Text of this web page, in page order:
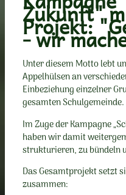
Zukunft"
Projekt:
- wir
Unter diesem Motto lebt
Appelhülsen an
Einbeziehung einzelner
gesamten Schulgemeinde.
Im Zuge der Kampagne
haben wir damit
strukturieren, zu bündeln
Das Gesamtprojekt setzt
zusammen: